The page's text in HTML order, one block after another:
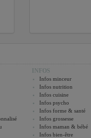
INFOS
Infos minceur
Infos nutrition
Infos cuisine
Infos psycho
Infos forme & santé
Infos grossesse
Infos maman & bébé
Infos bien-être